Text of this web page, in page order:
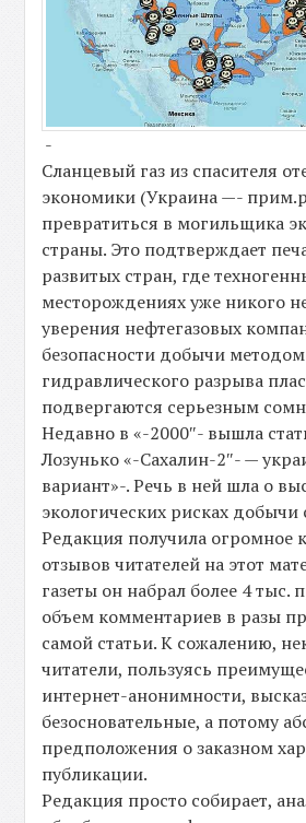
-
Сланцевый газ из спасителя
экономики (Украина —-
превратиться в могильщика
страны. Это подтверждает
развитых стран, где
месторождениях уже никого
уверения нефтегазовых
безопасности добычи методом
гидравлического разрыва
подвергаются серьезным
Недавно в «-2000″- вышла
Лозунько «-Сахалин-2″- —
вариант»-. Речь в ней шла о
экологических рисках добычи
Редакция получила огромное
отзывов читателей на этот
газеты он набрал более 4 тыс.
объем комментариев в разы
самой статьи. К сожалению,
читатели, пользуясь
интернет-анонимности,
безосновательные, а потому
предположения о заказном
публикации.
Редакция просто собирает,